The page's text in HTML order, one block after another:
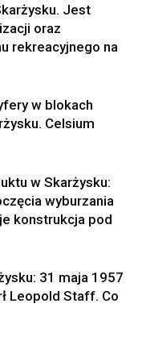
Jest
oraz
rekreacyjnego na
w blokach
Celsium
w Skarżysku:
wyburzania
konstrukcja pod
31 maja 1957
Leopold Staff. Co